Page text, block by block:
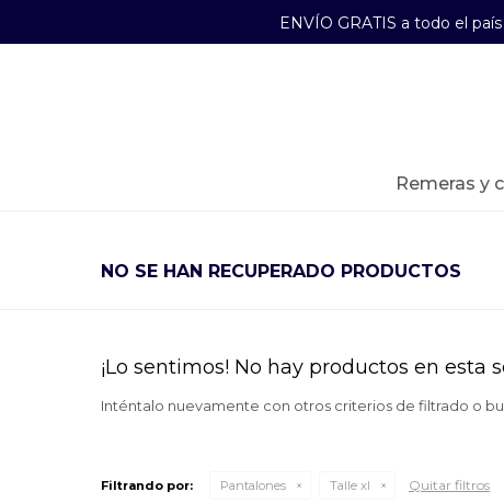
ENVÍO GRATIS a todo el
remeras y
NO SE HAN RECUPERADO PRODUCTOS
¡Lo sentimos! No hay productos en esta
Inténtalo nuevamente con otros criterios de filtrado o
Filtrando por: Pantalones Talle xl Quitar filtros